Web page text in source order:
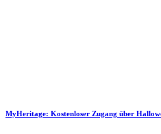
MyHeritage: Kostenloser Zugang über